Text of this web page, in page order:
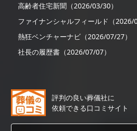
高齢者住宅新聞（2026/03/30）
ファイナンシャルフィールド（2026/
熱狂ベンチャーナビ（2026/07/27）
社長の履歴書（2026/07/07）
評判の良い葬儀社に
依頼できる口コミサイト